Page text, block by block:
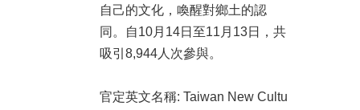
自己的文化，喚醒對鄉土的認
同。自10月14日至11月13日，共
吸引8,944人次參與。
官定英文名稱: Taiwan New Cultu